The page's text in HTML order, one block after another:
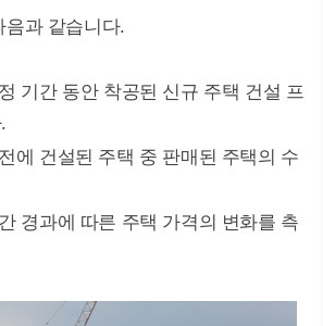
음과 같습니다.
기간 동안 착공된 신규 주택 건설 프
에 건설된 주택 중 판매된 주택의 수
경과에 따른 주택 가격의 변화를 측